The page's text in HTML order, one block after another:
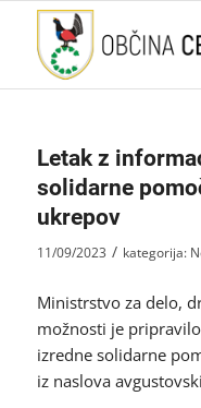
Letak z
solidarne
ukrepov
11/09/2023 / kategorija:
Ministrstvo za delo,
možnosti je
izredne solidarne
iz naslova